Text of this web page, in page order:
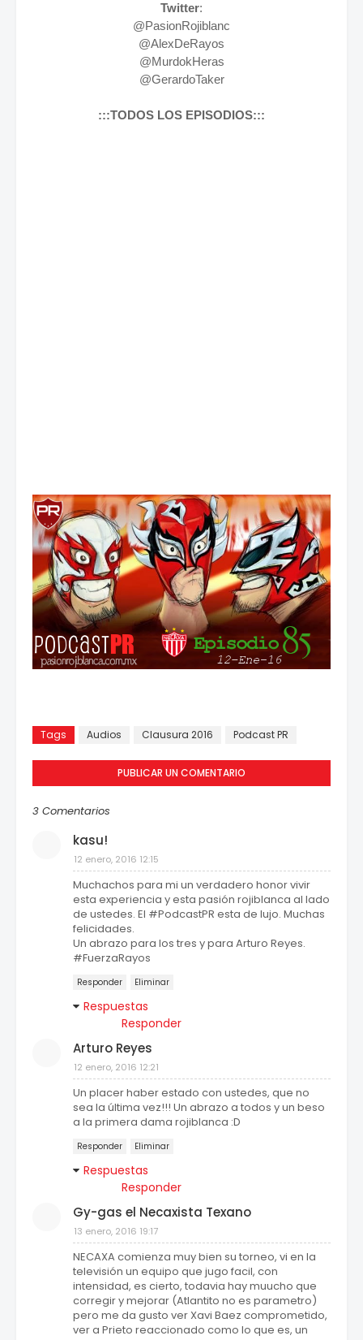
Twitter:
@PasionRojiblanc
@AlexDeRayos
@MurdokHeras
@GerardoTaker
:::TODOS LOS EPISODIOS:::
Tags Audios Clausura 2016 Podcast PR
PUBLICAR UN COMENTARIO
3 Comentarios
kasu!
12 enero, 2016 12:15
Muchachos para mi un verdadero honor vivir
esta experiencia y esta pasión rojiblanca al lado
de ustedes. El #PodcastPR esta de lujo. Muchas
felicidades.
Un abrazo para los tres y para Arturo Reyes.
#FuerzaRayos
Responder Eliminar
Respuestas
Responder
Arturo Reyes
12 enero, 2016 12:21
Un placer haber estado con ustedes, que no
sea la última vez!!! Un abrazo a todos y un beso
a la primera dama rojiblanca :D
Responder Eliminar
Respuestas
Responder
Gy-gas el Necaxista Texano
13 enero, 2016 19:17
NECAXA comienza muy bien su torneo, vi en la
televisión un equipo que jugo facil, con
intensidad, es cierto, todavia hay muucho que
corregir y mejorar (Atlantito no es parametro)
pero me da gusto ver Xavi Baez comprometido,
ver a Prieto reaccionado como lo que es, un